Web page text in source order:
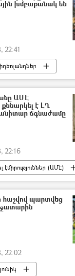
խմբաքանակ են
22:41
ԱՄԷ
է ԼՂ
ճգնաժամը
22:16
(ԱՄԷ)
հայ-ադրբեջանական
Արցախ
հաշվով պարտվեց
22:02